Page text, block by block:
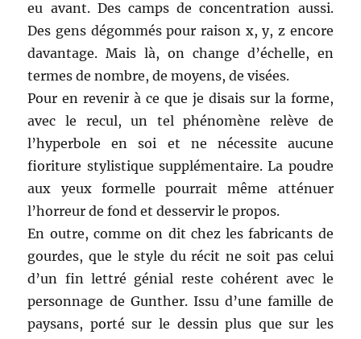
eu avant. Des camps de concentration aussi.
Des gens dégommés pour raison x, y, z encore
davantage. Mais là, on change d’échelle, en
termes de nombre, de moyens, de visées.
Pour en revenir à ce que je disais sur la forme,
avec le recul, un tel phénomène relève de
l’hyperbole en soi et ne nécessite aucune
fioriture stylistique supplémentaire. La poudre
aux yeux formelle pourrait même atténuer
l’horreur de fond et desservir le propos.
En outre, comme on dit chez les fabricants de
gourdes, que le style du récit ne soit pas celui
d’un fin lettré génial reste cohérent avec le
personnage de Gunther. Issu d’une famille de
paysans, porté sur le dessin plus que sur les